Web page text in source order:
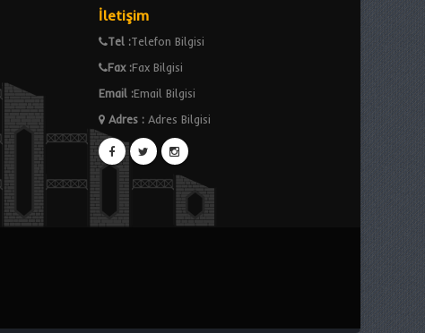
İletişim
Tel :Telefon Bilgisi
Fax :Fax Bilgisi
Email :Email Bilgisi
Adres:Adres Bilgisi